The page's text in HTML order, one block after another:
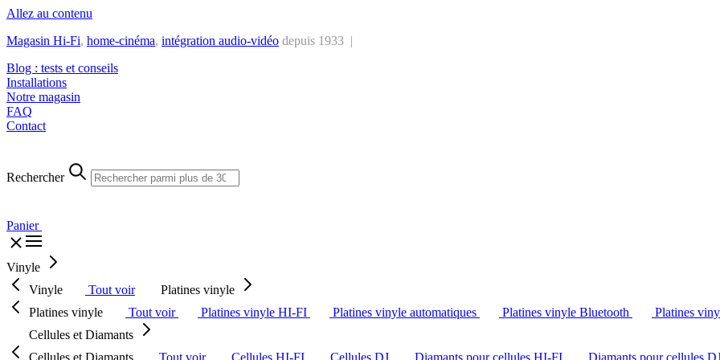
Allez au contenu
Magasin Hi-Fi, home-cinéma, intégration audio-vidéo depuis 1933 |
Blog : tests et conseils
Installations
Notre magasin
FAQ
Contact
Rechercher
Panier
Vinyle
Vinyle
Tout voir
Platines vinyle
Platines vinyle
Tout voir Platines vinyle HI-FI Platines vinyle automatiques Platines vinyle Bluetooth
Platines
Cellules et Diamants
Cellules et Diamants
Tout voir Cellules HI-FI Cellules DJ Diamants pour cellules HI-FI
Diamants pour cellules